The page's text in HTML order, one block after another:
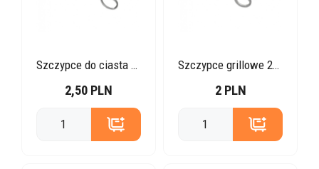
Szczypce do ciasta 28 cm
2,50 PLN
Szczypce grillowe 22 cm
2 PLN